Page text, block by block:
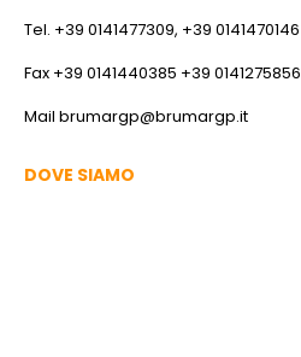
Tel. +39 0141477309, +39 0141470146
Fax +39 0141440385 +39 0141275856
Mail brumargp@brumargp.it
DOVE SIAMO